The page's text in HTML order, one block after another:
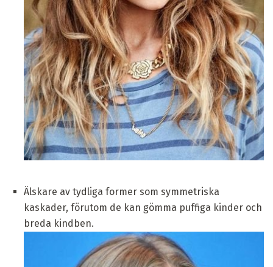
Älskare av tydliga former som symmetriska
kaskader, förutom de kan gömma puffiga kinder och
breda kindben.